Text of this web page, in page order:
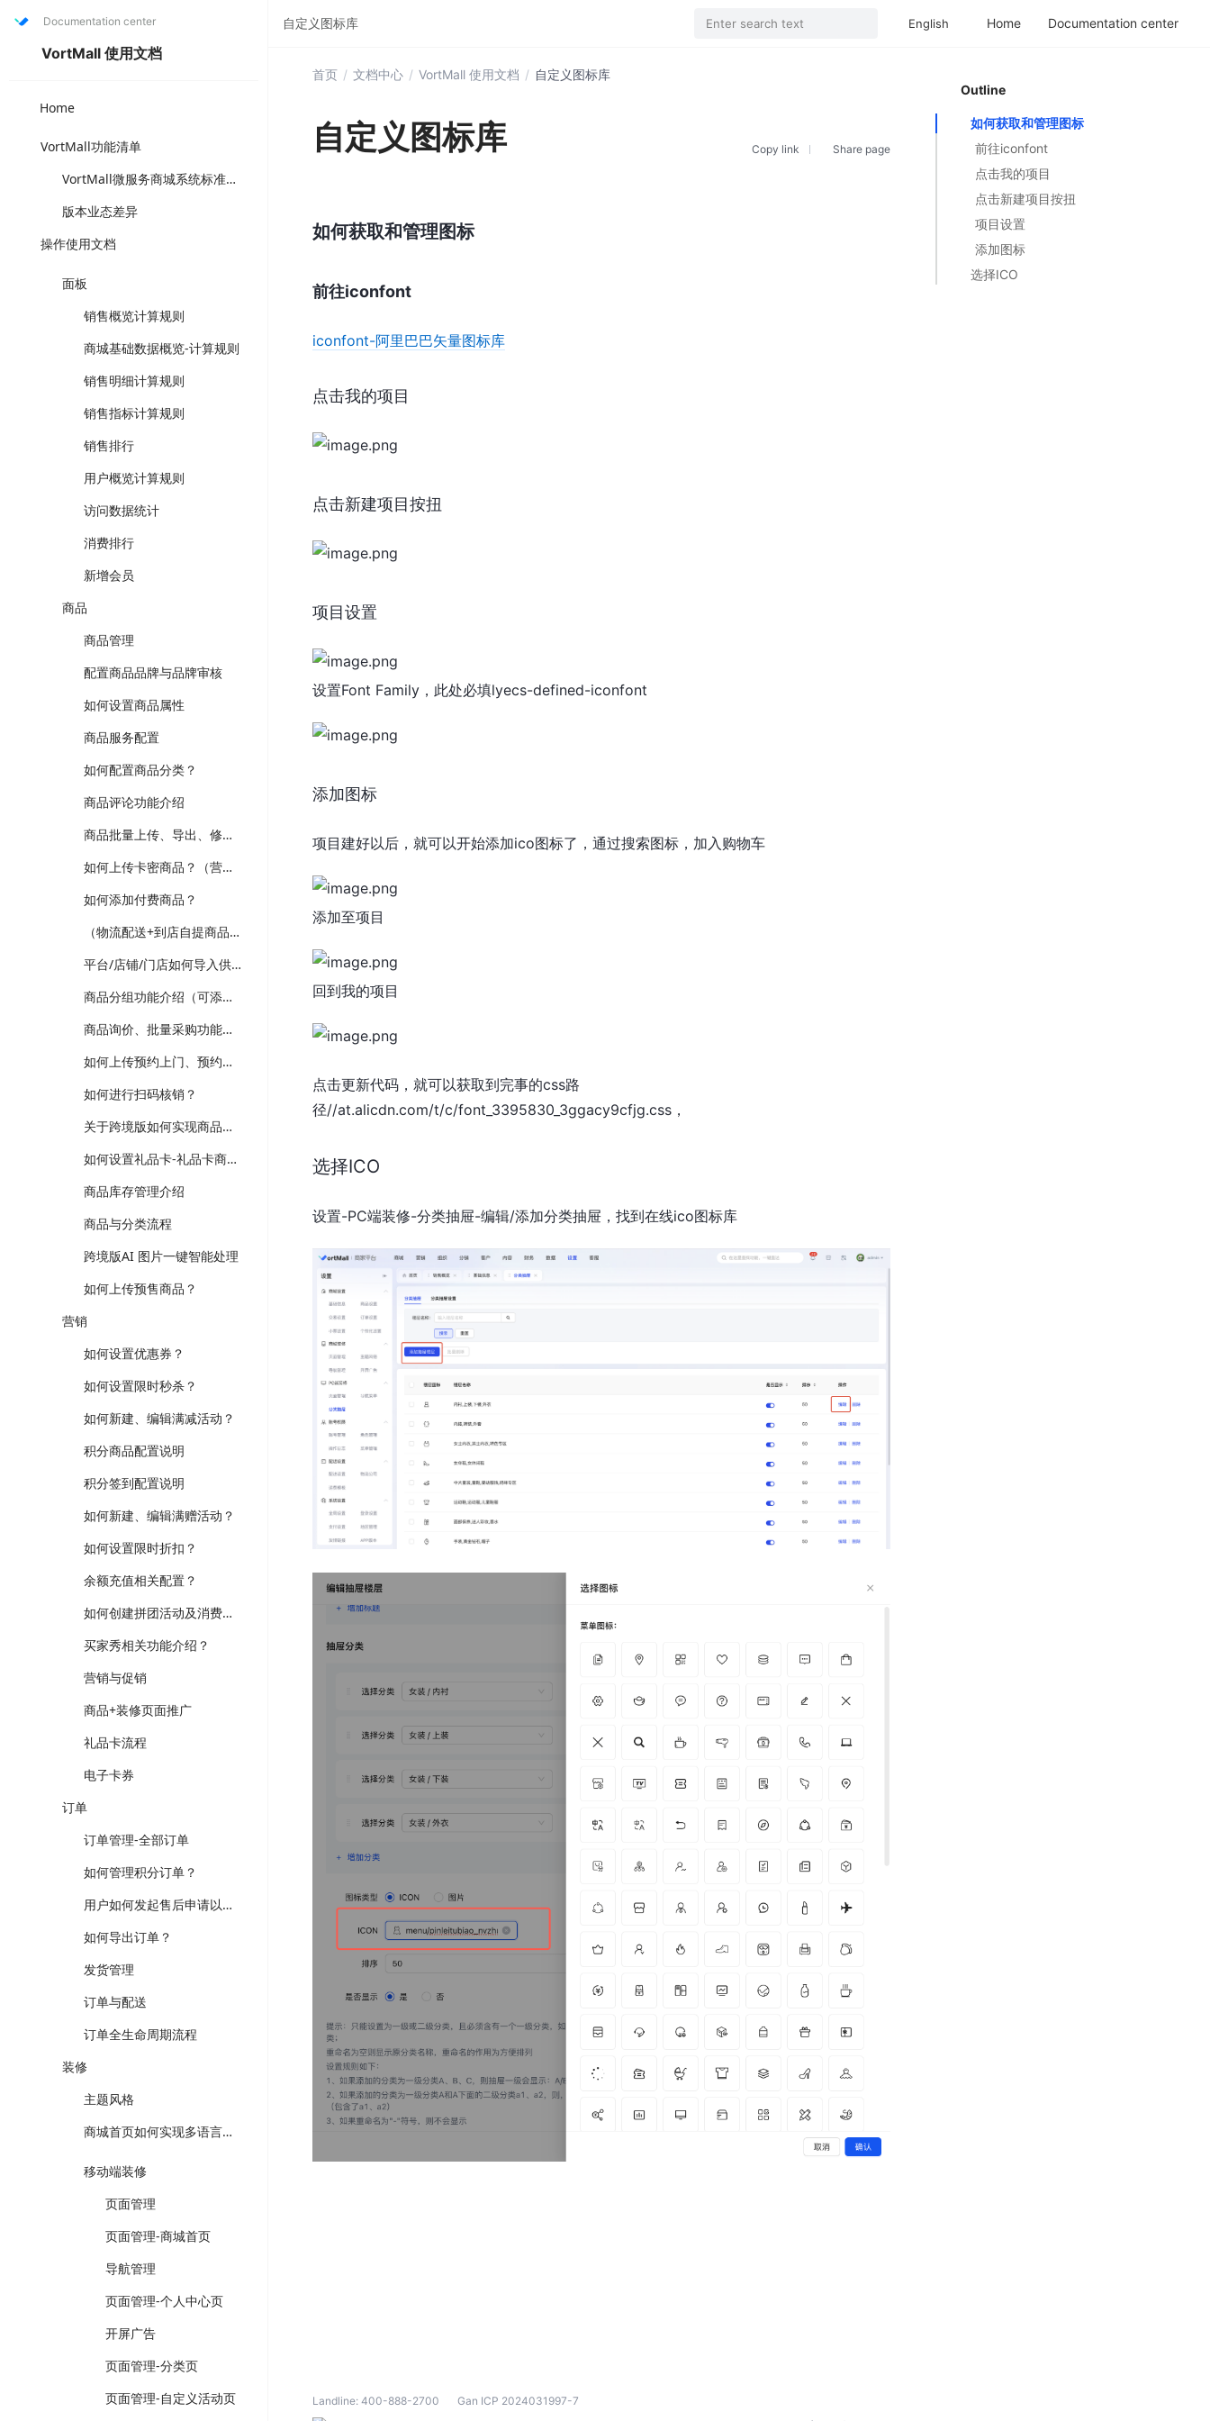
Documentation center
VortMall 使用文档
Home
VortMall功能清单
VortMall微服务商城系统标准版功能清单（打“✅”为套餐固定功能，可直接选用成熟方案，“可选配”为可另升级叠加版本功能，注店铺体系与门店体系为互斥功能体系）
版本业态差异
操作使用文档
面板
销售概览计算规则
商城基础数据概览-计算规则
销售明细计算规则
销售指标计算规则
销售排行
用户概览计算规则
访问数据统计
消费排行
新增会员
商品
商品管理
配置商品品牌与品牌审核
如何设置商品属性
商品服务配置
如何配置商品分类？
商品评论功能介绍
商品批量上传、导出、修改功能介绍
如何上传卡密商品？（营销-电子卡券）
如何添加付费商品？
（物流配送+到店自提商品）如何上传普通商品？
平台/店铺/门店如何导入供应商商品？（跨境、供应商、多门店版本适用）
商品分组功能介绍（可添加新品、热销、分类等分组，装修可选择商品分组分类）
商品询价、批量采购功能介绍（跨境、供应商、企业批发版本）
如何上传预约上门、预约到店商品？
如何进行扫码核销？
关于跨境版如何实现商品详情多语言翻译维护？
如何设置礼品卡-礼品卡商品？
商品库存管理介绍
商品与分类流程
跨境版AI 图片一键智能处理
如何上传预售商品？
营销
如何设置优惠券？
如何设置限时秒杀？
如何新建、编辑满减活动？
积分商品配置说明
积分签到配置说明
如何新建、编辑满赠活动？
如何设置限时折扣？
余额充值相关配置？
如何创建拼团活动及消费者如何参团？
买家秀相关功能介绍？
营销与促销
商品+装修页面推广
礼品卡流程
电子卡券
订单
订单管理-全部订单
如何管理积分订单？
用户如何发起售后申请以及后台操作流程
如何导出订单？
发货管理
订单与配送
订单全生命周期流程
装修
主题风格
商城首页如何实现多语言装修以及切换？
移动端装修
页面管理
页面管理-商城首页
导航管理
页面管理-个人中心页
开屏广告
页面管理-分类页
页面管理-自定义活动页
首页 / 文档中心 / VortMall 使用文档 / 自定义图标库
自定义图标库 Copy link Share page
如何获取和管理图标
前往iconfont
iconfont-阿里巴巴矢量图标库
点击我的项目
点击新建项目按扭
项目设置
设置Font Family，此处必填lyecs-defined-iconfont
添加图标
项目建好以后，就可以开始添加ico图标了，通过搜索图标，加入购物车
添加至项目
回到我的项目
点击更新代码，就可以获取到完事的css路
径//at.alicdn.com/t/c/font_3395830_3ggacy9cfjg.css，
选择ICO
设置-PC端装修-分类抽屉-编辑/添加分类抽屉，找到在线ico图标库
Landline: 400-888-2700
Gan ICP 2024031997-7
自定义图标库 Enter search text English Home Documentation center
Outline
如何获取和管理图标
前往iconfont
点击我的项目
点击新建项目按扭
项目设置
添加图标
选择ICO